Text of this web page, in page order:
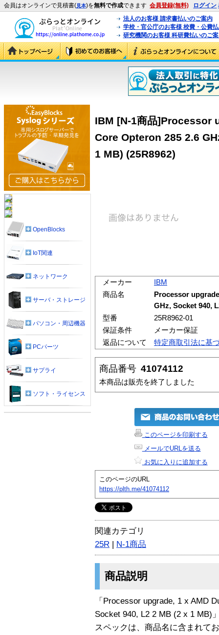
会員はオンラインで見積書(見本)を無料で作成できます 会員登録(無料) ログイン
法人のお客様 請求書払いのご案内
学校・官公庁のお客様 校費・公費
研究機関のお客様 科研費払いのご
IBM [N-1商品]Processor
Core Opteron 285 2.6
1 MB) (25R8962)
メーカー
IBM
商品名
Processor
GHz, Socket 940,
型番
25R8962-01
保証条件
メーカー保証
返品について
特定商取引法に基
商品番号 41074112
本商品は販売を終了しました
このページを印刷する
メールでURLを送る
お気に入りに追加する
このページのURL
https://plth.me/41074112
関連カテゴリ
25R | N-1商品
商品説明
「Processor upgrade, 1 x AMD
Socket 940, L2 2 MB (2 x 1 MB)
スペックは、商品名に含まれて
OpenBlocks
IoT関連
ネットワーク
サーバ・ストレージ
パソコン・周辺機器
PCパーツ
サプライ
ソフト・ライセンス